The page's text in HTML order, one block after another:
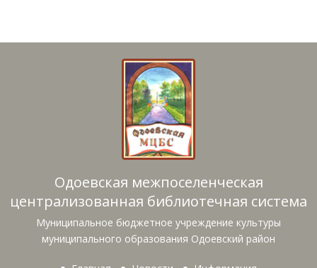
Одоевская межпоселенческая
централизованная библиотечная система
Муниципальное бюджетное учреждение культуры
муниципального образования Одоевский район